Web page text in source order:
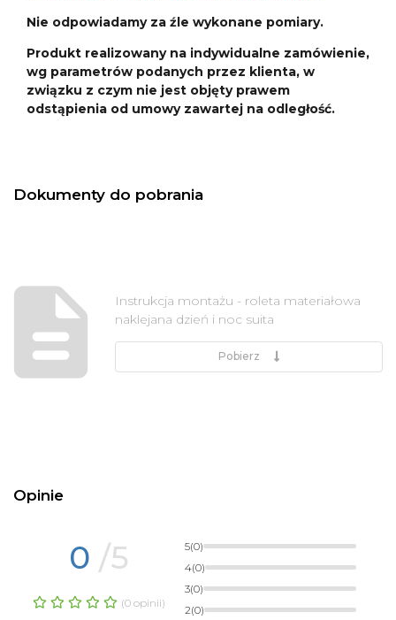
Nie odpowiadamy za źle wykonane pomiary.
Produkt realizowany na indywidualne zamówienie,
wg parametrów podanych przez klienta, w
związku z czym nie jest objęty prawem
odstąpienia od umowy zawartej na odległość.
Dokumenty do pobrania
Instrukcja montażu - roleta materiałowa
naklejana dzień i noc suita
Pobierz
Opinie
0 /5
(0 opinii)
5(0)
4(0)
3(0)
2(0)